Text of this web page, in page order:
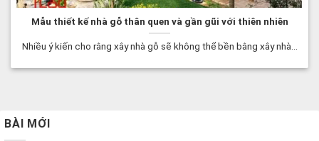
Mẫu thiết kế nhà gỗ thân quen và gần gũi với thiên nhiên
Nhiều ý kiến cho rằng xây nhà gỗ sẽ không thể bền bằng xây nhà...
BÀI MỚI